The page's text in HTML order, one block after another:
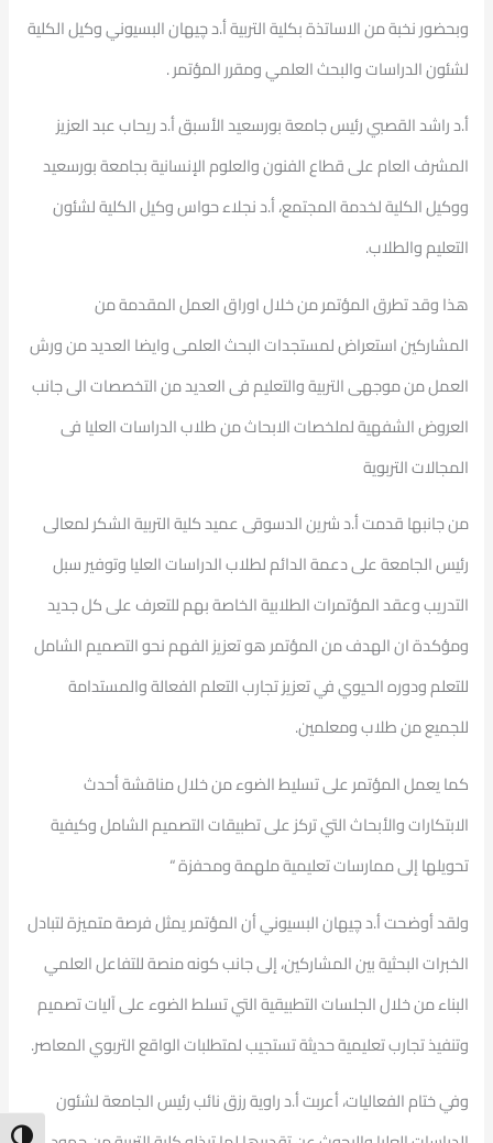
وبحضور نخبة من الاساتذة بكلية التربية أ.د چيهان البسيوني وكيل الكلية
لشئون الدراسات والبحث العلمي ومقرر المؤتمر .
أ.د راشد القصبي رئيس جامعة بورسعيد الأسبق أ.د ريحاب عبد العزيز
المشرف العام على قطاع الفنون والعلوم الإنسانية بجامعة بورسعيد
ووكيل الكلية لخدمة المجتمع، أ.د نجلاء حواس وكيل الكلية لشئون
التعليم والطلاب.
هذا وقد تطرق المؤتمر من خلال اوراق العمل المقدمة من
المشاركين استعراض لمستجدات البحث العلمى وايضا العديد من ورش
العمل من موجهى التربية والتعليم فى العديد من التخصصات الى جانب
العروض الشفهية لملخصات الابحاث من طلاب الدراسات العليا فى
المجالات التربوية
من جانبها قدمت أ.د شرين الدسوقى عميد كلية التربية الشكر لمعالى
رئيس الجامعة على دعمة الدائم لطلاب الدراسات العليا وتوفير سبل
التدريب وعقد المؤتمرات الطلابية الخاصة بهم للتعرف على كل جديد
ومؤكدة ان الهدف من المؤتمر هو تعزيز الفهم نحو التصميم الشامل
للتعلم ودوره الحيوي في تعزيز تجارب التعلم الفعالة والمستدامة
للجميع من طلاب ومعلمين.
كما يعمل المؤتمر على تسليط الضوء من خلال مناقشة أحدث
الابتكارات والأبحاث التي تركز على تطبيقات التصميم الشامل وكيفية
تحويلها إلى ممارسات تعليمية ملهمة ومحفزة “
ولقد أوضحت أ.د چيهان البسيوني أن المؤتمر يمثل فرصة متميزة لتبادل
الخبرات البحثية بين المشاركين، إلى جانب كونه منصة للتفاعل العلمي
البناء من خلال الجلسات التطبيقية التي تسلط الضوء على آليات تصميم
وتنفيذ تجارب تعليمية حديثة تستجيب لمتطلبات الواقع التربوي المعاصر.
وفي ختام الفعاليات، أعربت أ.د راوية رزق نائب رئيس الجامعة لشئون